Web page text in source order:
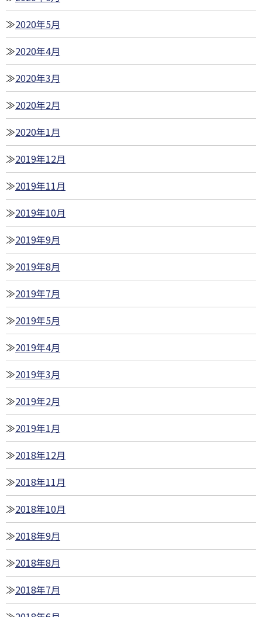
2020年5月
2020年4月
2020年3月
2020年2月
2020年1月
2019年12月
2019年11月
2019年10月
2019年9月
2019年8月
2019年7月
2019年5月
2019年4月
2019年3月
2019年2月
2019年1月
2018年12月
2018年11月
2018年10月
2018年9月
2018年8月
2018年7月